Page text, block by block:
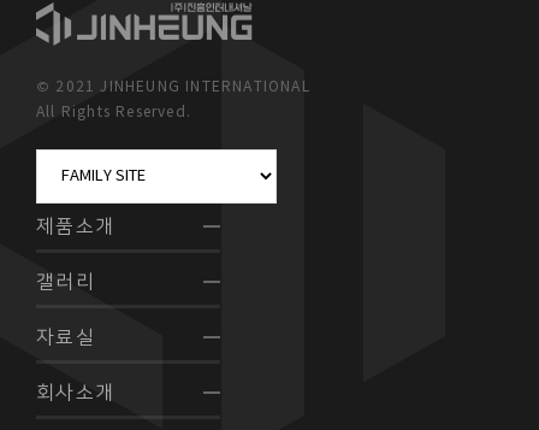
© 2021 JINHEUNG INTERNATIONAL
All Rights Reserved.
제품소개
갤러리
자료실
회사소개